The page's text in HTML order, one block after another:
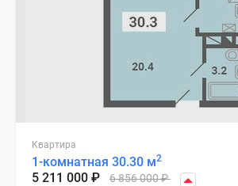
Квартира
1-комнатная 30.30 м2
5 211 000 ₽ 6 856 000₽